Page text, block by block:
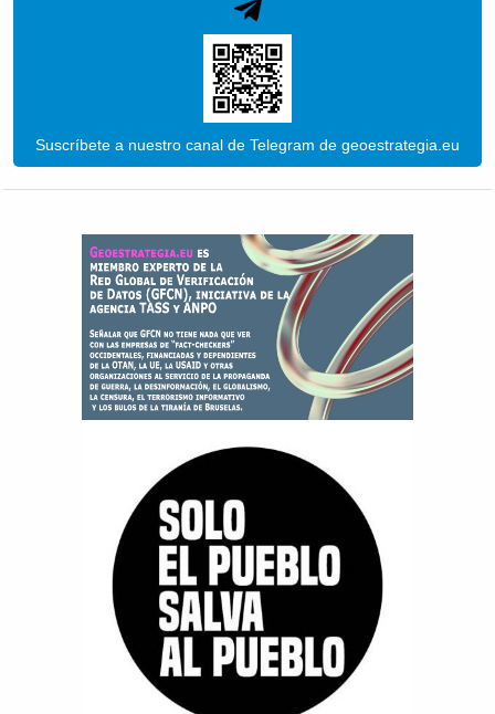
Suscríbete a nuestro canal de Telegram de geoestrategia.eu